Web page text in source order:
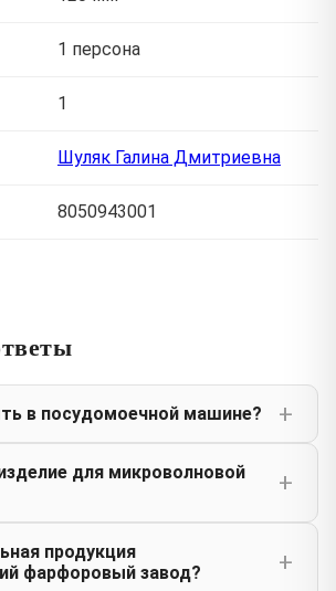
1 персона
1
Шуляк Галина Дмитриевна
8050943001
в посудомоечной машине?
для микроволновой
продукция
фарфоровый завод?